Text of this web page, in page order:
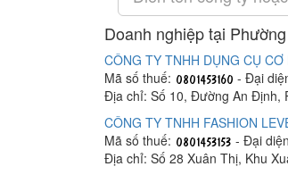
Doanh nghiệp tại
CÔNG TY TNHH DỤNG CỤ
Mã số thuế:
- Đại
Địa chỉ: Số 10, Đường An Định,
CÔNG TY TNHH FASHION
Mã số thuế:
- Đại
Địa chỉ: Số 28 Xuân Thị, Khu